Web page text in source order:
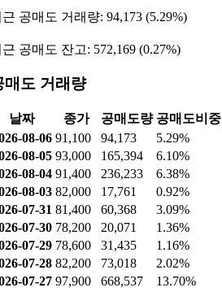
공매도 거래량: 94,173 (5.29%)
공매도 잔고: 572,169 (0.27%)
매도 거래량
날짜 종가 공매도량 공매도비중
08-06 91,100 94,173
5.29%
08-05 93,000 165,394
6.10%
08-04 91,400 236,233
6.38%
08-03 82,000 17,761
0.92%
07-31 81,400 60,368
3.09%
07-30 78,200 20,071
1.36%
07-29 78,600 31,435
1.16%
07-28 82,200 73,018
2.02%
07-27 97,900 668,537
13.70%